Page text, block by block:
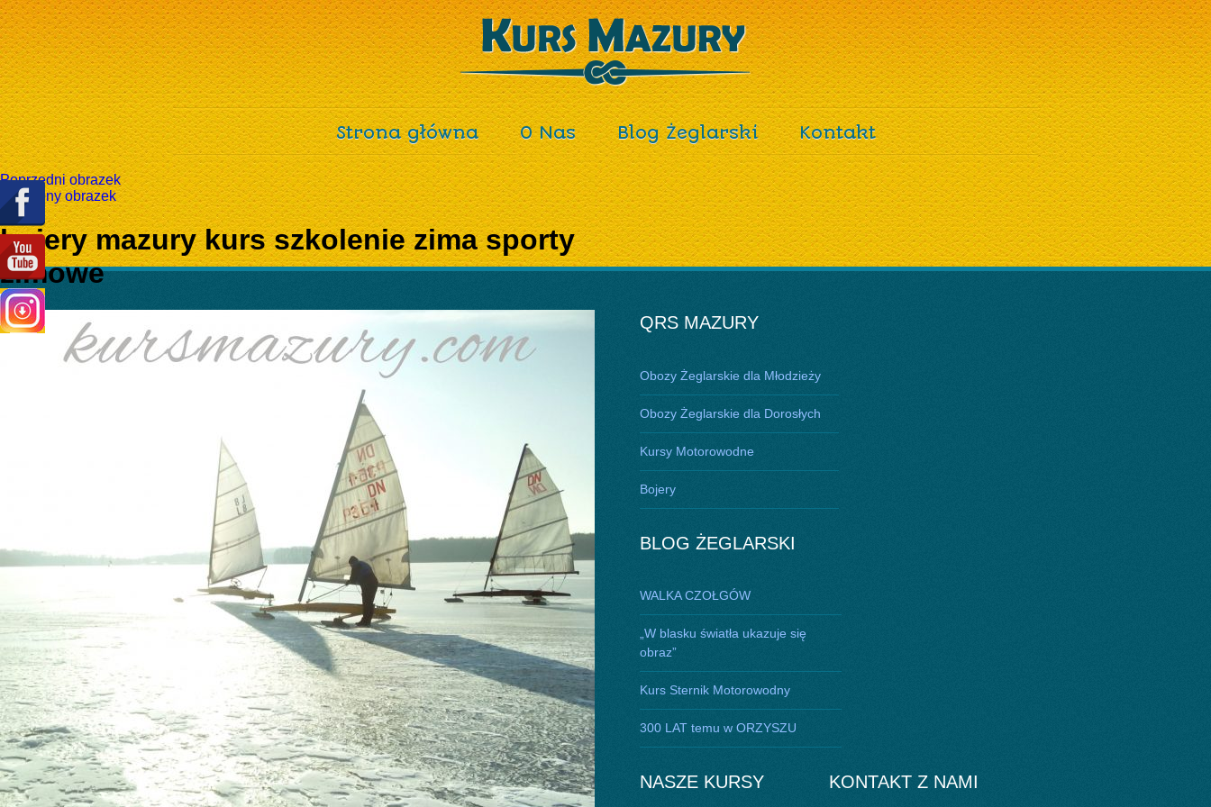
Strona główna O Nas Blog Żeglarski Kontakt
Poprzedni obrazek
Następny obrazek
bojery mazury kurs szkolenie zima sporty
zimowe
QRS MAZURY
Obozy Żeglarskie dla Młodzieży
Obozy Żeglarskie dla Dorosłych
Kursy Motorowodne
Bojery
BLOG ŻEGLARSKI
WALKA CZOŁGÓW
„W blasku światła ukazuje się
obraz”
Kurs Sternik Motorowodny
300 LAT temu w ORZYSZU
NASZE KURSY KONTAKT Z NAMI